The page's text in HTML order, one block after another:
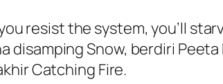
resist the system, you’ll
disamping Snow, berdiri
Catching Fire.